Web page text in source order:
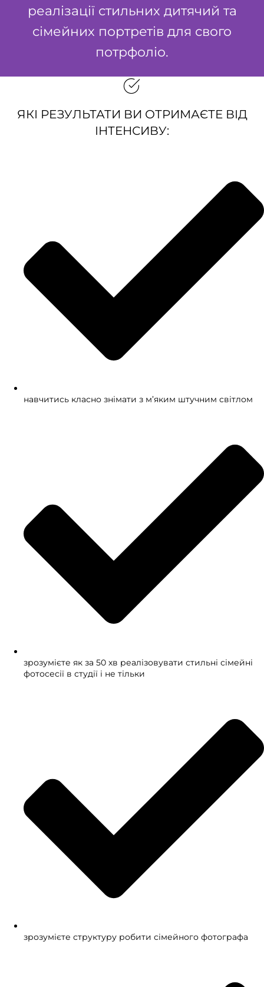
реалізації стильних дитячий та
сімейних портретів для свого
потрфоліо.
ЯКІ РЕЗУЛЬТАТИ ВИ ОТРИМАЄТЕ ВІД
ІНТЕНСИВУ:
навчитись класно знімати з м’яким штучним світлом
зрозумієте як за 50 хв реалізовувати стильні сімейні
фотосесії в студії і не тільки
зрозумієте структуру робити сімейного фотографа